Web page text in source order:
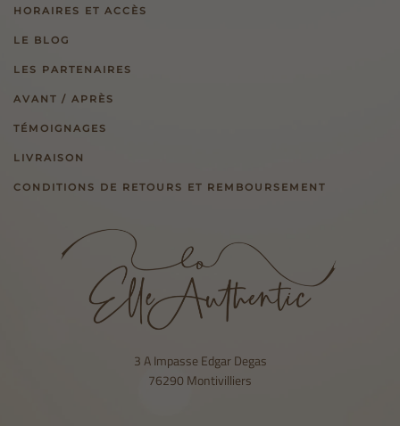
HORAIRES ET ACCÈS
LE BLOG
LES PARTENAIRES
AVANT / APRÈS
TÉMOIGNAGES
LIVRAISON
CONDITIONS DE RETOURS ET REMBOURSEMENT
3 A Impasse Edgar Degas
76290 Montivilliers